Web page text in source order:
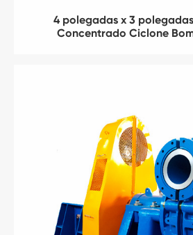
4 polegadas x 3
Concentrado Ciclone